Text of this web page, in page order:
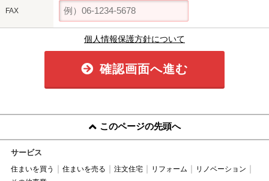
FAX
個人情報保護方針について
確認画面へ進む
このページの先頭へ
サービス
住まいを買う 住まいを売る 注文住宅 リフォーム
リノベーション